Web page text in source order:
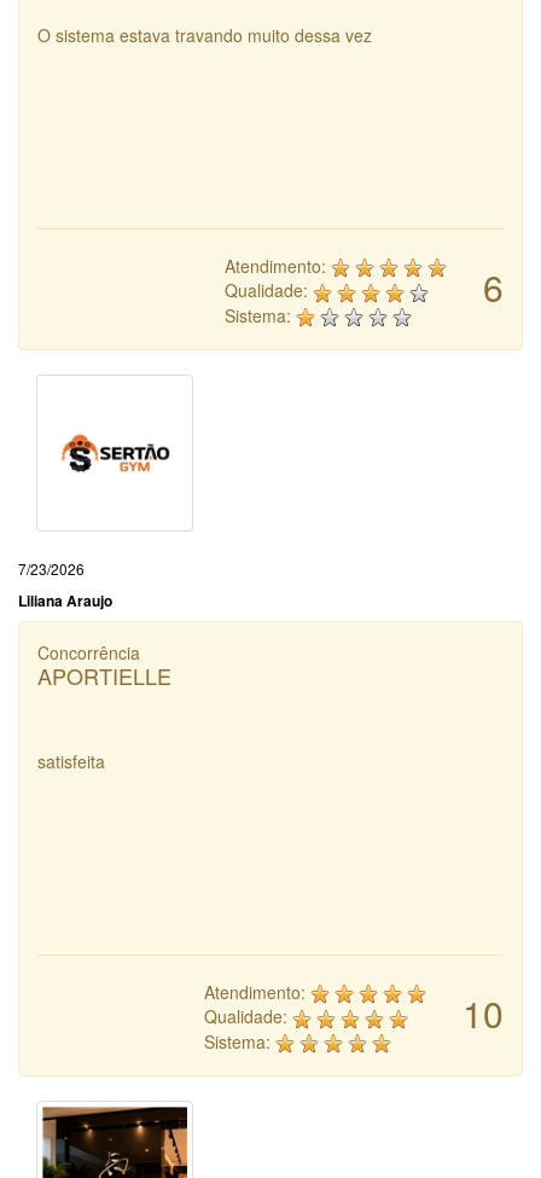
O sistema estava travando muito dessa vez
6
Atendimento:
Qualidade:
Sistema:
7/23/2026
Liliana Araujo
Concorrência
APORTIELLE
satisfeita
10
Atendimento:
Qualidade:
Sistema: